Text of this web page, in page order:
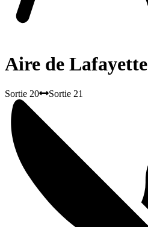
Aire de Lafayette
Sortie 20 Sortie 21